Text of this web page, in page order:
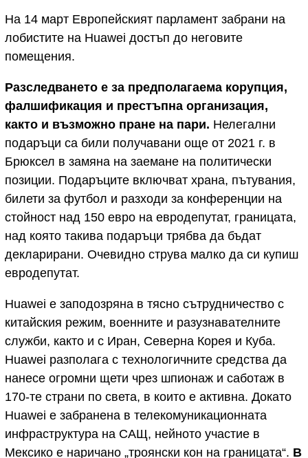
На 14 март Европейският парламент забрани на
лобистите на Huawei достъп до неговите
помещения.
Разследването е за предполагаема корупция,
фалшификация и престъпна организация,
както и възможно пране на пари. Нелегални
подаръци са били получавани още от 2021 г. в
Брюксел в замяна на заемане на политически
позиции. Подаръците включват храна, пътувания,
билети за футбол и разходи за конференции на
стойност над 150 евро на евродепутат, границата,
над която такива подаръци трябва да бъдат
декларирани. Очевидно струва малко да си купиш
евродепутат.
Huawei е заподозряна в тясно сътрудничество с
китайския режим, военните и разузнавателните
служби, както и с Иран, Северна Корея и Куба.
Huawei разполага с технологичните средства да
нанесе огромни щети чрез шпионаж и саботаж в
170-те страни по света, в които е активна. Докато
Huawei е забранена в телекомуникационната
инфраструктура на САЩ, нейното участие в
Мексико е наричано „троянски кон на границата“. В